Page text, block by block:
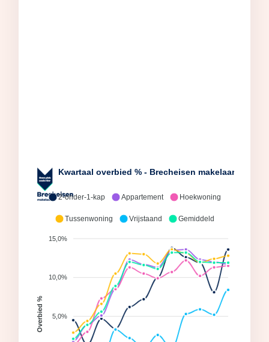
Kwartaal overbied % - Brecheisen makelaars -
15,0%
10,0%
5,0%
Overbied %
2-onder-1-kap Appartement Hoekwoning
Tussenwoning Vrijstaand Gemiddeld